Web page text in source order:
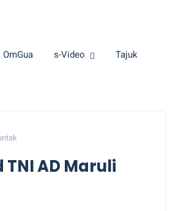
OmGua s-Video Tajuk
AD Maruli